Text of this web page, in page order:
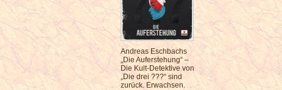
Andreas Eschbachs
„Die Auferstehung“ –
Die Kult-Detektive von
„Die drei ???“ sind
zurück. Erwachsen.